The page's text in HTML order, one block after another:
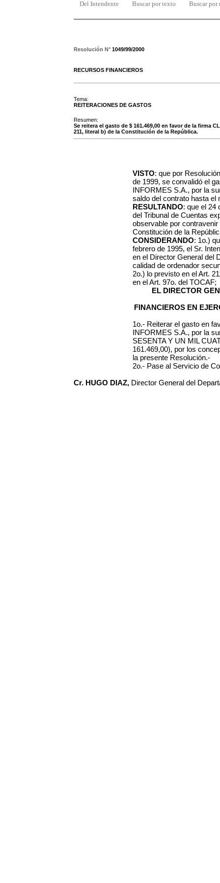
Del Intendente Buscar por texto Buscar por
Resolución N° 1049/99/2000
RECURSOS FINANCIEROS
Tema:
REITERACIONES DE GASTOS
Resumen:
Se reitera el gasto de $ 161.469,00 en favor de la firma
211, literal b) de la Constitución de la República.
VISTO: que por
de 1999, se convalidó el
INFORMES S.A., por la
saldo del contrato hasta el
RESULTANDO: que el 24
del Tribunal de Cuentas
observable por
Constitución de la
CONSIDERANDO: 1o.)
febrero de 1995, el Sr.
en el Director General del
calidad de ordenador
2o.) lo previsto en el Art.
en el Art. 97o. del TOCAF;
EL DIRECTOR
FINANCIEROS EN
1o.- Reiterar el gasto en
INFORMES S.A., por la
SESENTA Y UN MIL
161.469,00), por los
la presente Resolución.-
2o.- Pase al Servicio de
Cr. HUGO DIAZ, Director General del